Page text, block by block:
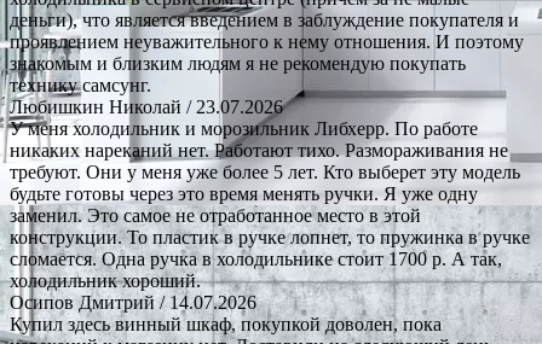
деньги), что является введением в заблуждение покупателя и
проявлением неуважительного к нему отношения. И поэтому
знакомым и близким людям я не рекомендую покупать
технику самсунг.
Любишкин Николай / 23.07.2026
У меня холодильник и морозильник Либхерр. По работе
никаких нареканий нет. Работают тихо. Размораживания не
требуют. Они у меня уже более 5 лет. Кто выберет эту модель
будьте готовы через это время менять ручки. Я уже одну
заменил. Это самое не отработанное место в этой
конструкции. То пластик в ручке лопнет, то пружинка в ручке
сломается. Одна ручка в холодильнике стоит 1700 р. А так,
холодильник хороший.
Осипов Дмитрий/ 14.07.2026
Купил здесь винный шкаф, покупкой доволен, пока